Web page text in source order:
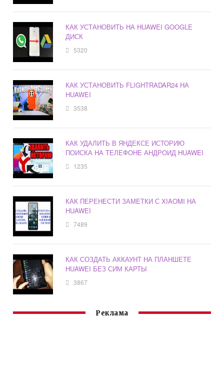
КАК УСТАНОВИТЬ НА HUAWEI GOOGLE
ДИСК
5320
КАК УСТАНОВИТЬ FLIGHTRADAR24 НА
HUAWEI
3538
КАК УДАЛИТЬ В ЯНДЕКСЕ ИСТОРИЮ
ПОИСКА НА ТЕЛЕФОНЕ АНДРОИД HUAWEI
1235
КАК ПЕРЕНЕСТИ ЗАМЕТКИ С XIAOMI НА
HUAWEI
7489
КАК СОЗДАТЬ АККАУНТ НА ПЛАНШЕТЕ
HUAWEI БЕЗ СИМ КАРТЫ
3867
Реклама